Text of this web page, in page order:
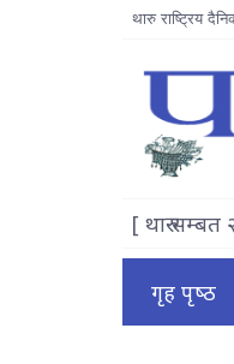
थारु राष्ट्रिय
[ थारु सम्बत
गृह पृष्‍ठ